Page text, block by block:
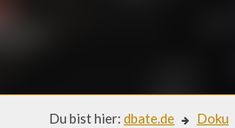
Du bist hier: dbate.de Doku